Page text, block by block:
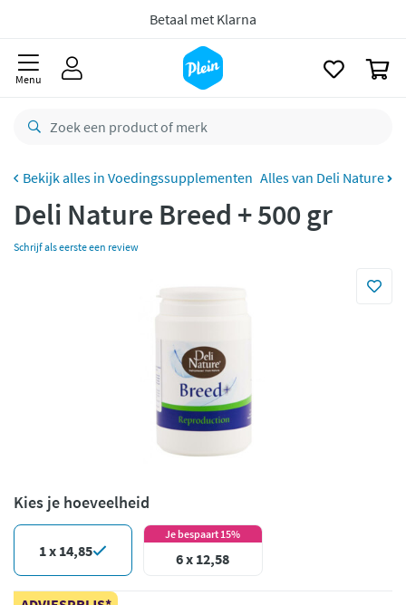
Bestelling uiterlijk maandag
Gratisretourneren
Betaal met Klarna
Menu
Voedingssupplementen Alles van Deli Nature
Deli Nature Breed + 500 gr
Schrijf als eerste een review
Kies je hoeveelheid
1 x 14,85
Je bespaart 15%
6 x 12,58